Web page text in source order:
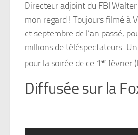
Directeur adjoint du FBI
mon regard ! Toujours filmé à
et septembre de l’an passé,
millions de téléspectateurs.
pour la soirée de ce 1 er février
Diffusée sur la